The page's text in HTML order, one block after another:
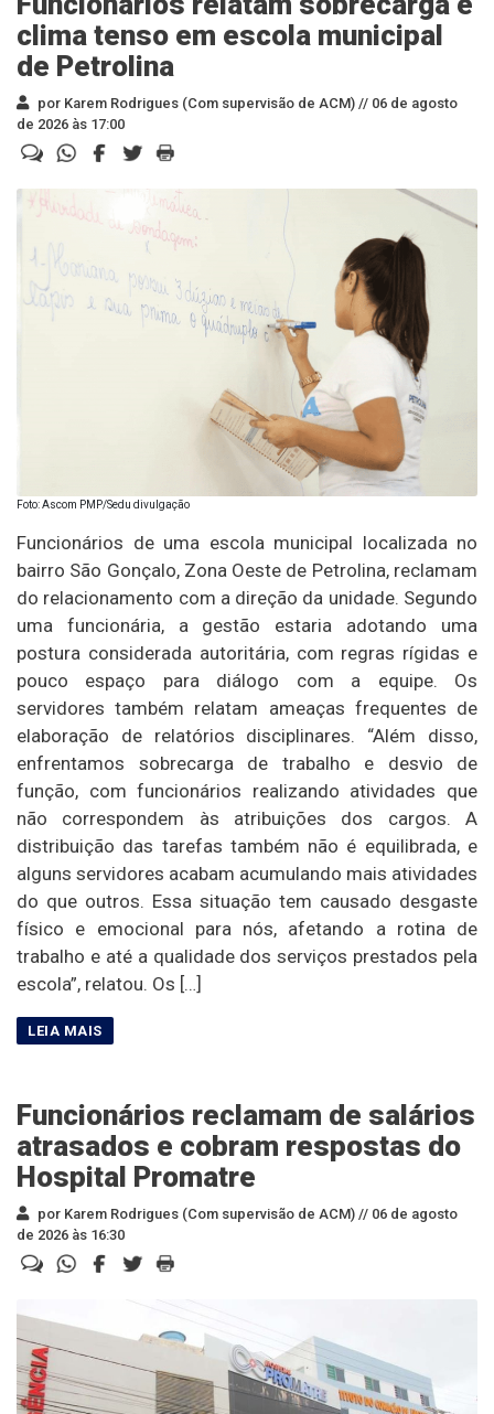
clima tenso em escola municipal
de Petrolina
por Karem Rodrigues (Com supervisão de ACM) // 06 de agosto
de 2026 às 17:00
Foto: Ascom PMP/Sedu divulgação
Funcionários de uma escola municipal localizada no
bairro São Gonçalo, Zona Oeste de Petrolina, reclamam
do relacionamento com a direção da unidade. Segundo
uma funcionária, a gestão estaria adotando uma
postura considerada autoritária, com regras rígidas e
pouco espaço para diálogo com a equipe. Os
servidores também relatam ameaças frequentes de
elaboração de relatórios disciplinares. “Além disso,
enfrentamos sobrecarga de trabalho e desvio de
função, com funcionários realizando atividades que
não correspondem às atribuições dos cargos. A
distribuição das tarefas também não é equilibrada, e
alguns servidores acabam acumulando mais atividades
do que outros. Essa situação tem causado desgaste
físico e emocional para nós, afetando a rotina de
trabalho e até a qualidade dos serviços prestados pela
escola”, relatou. Os […]
Funcionários reclamam de salários
atrasados e cobram respostas do
Hospital Promatre
por Karem Rodrigues (Com supervisão de ACM) // 06 de agosto
de 2026 às 16:30